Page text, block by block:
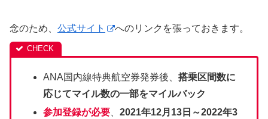
念のため、 公式サイト へのリンクを張っておきます。
ANA国内線特典航空券発券後、搭乗区間数に
応じてマイル数の一部をマイルバック
参加登録が必要 、2021年12月13日～2022年3